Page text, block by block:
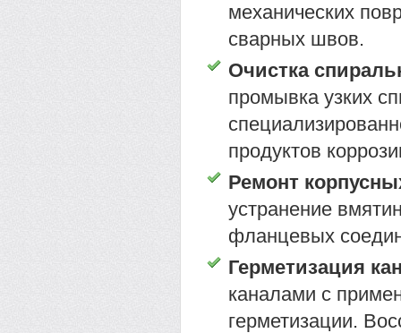
механических
сварных швов.
Очистка
промывка узких
продуктов
Ремонт
устранение
фланцевых
Герметизация
каналами с
герметизации.